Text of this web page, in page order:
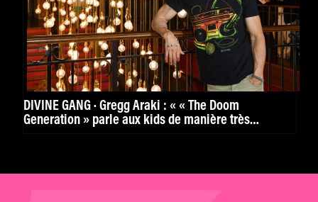
DIVINE GANG · Gregg Araki : « « The Doom
Generation » parle aux kids de manière très